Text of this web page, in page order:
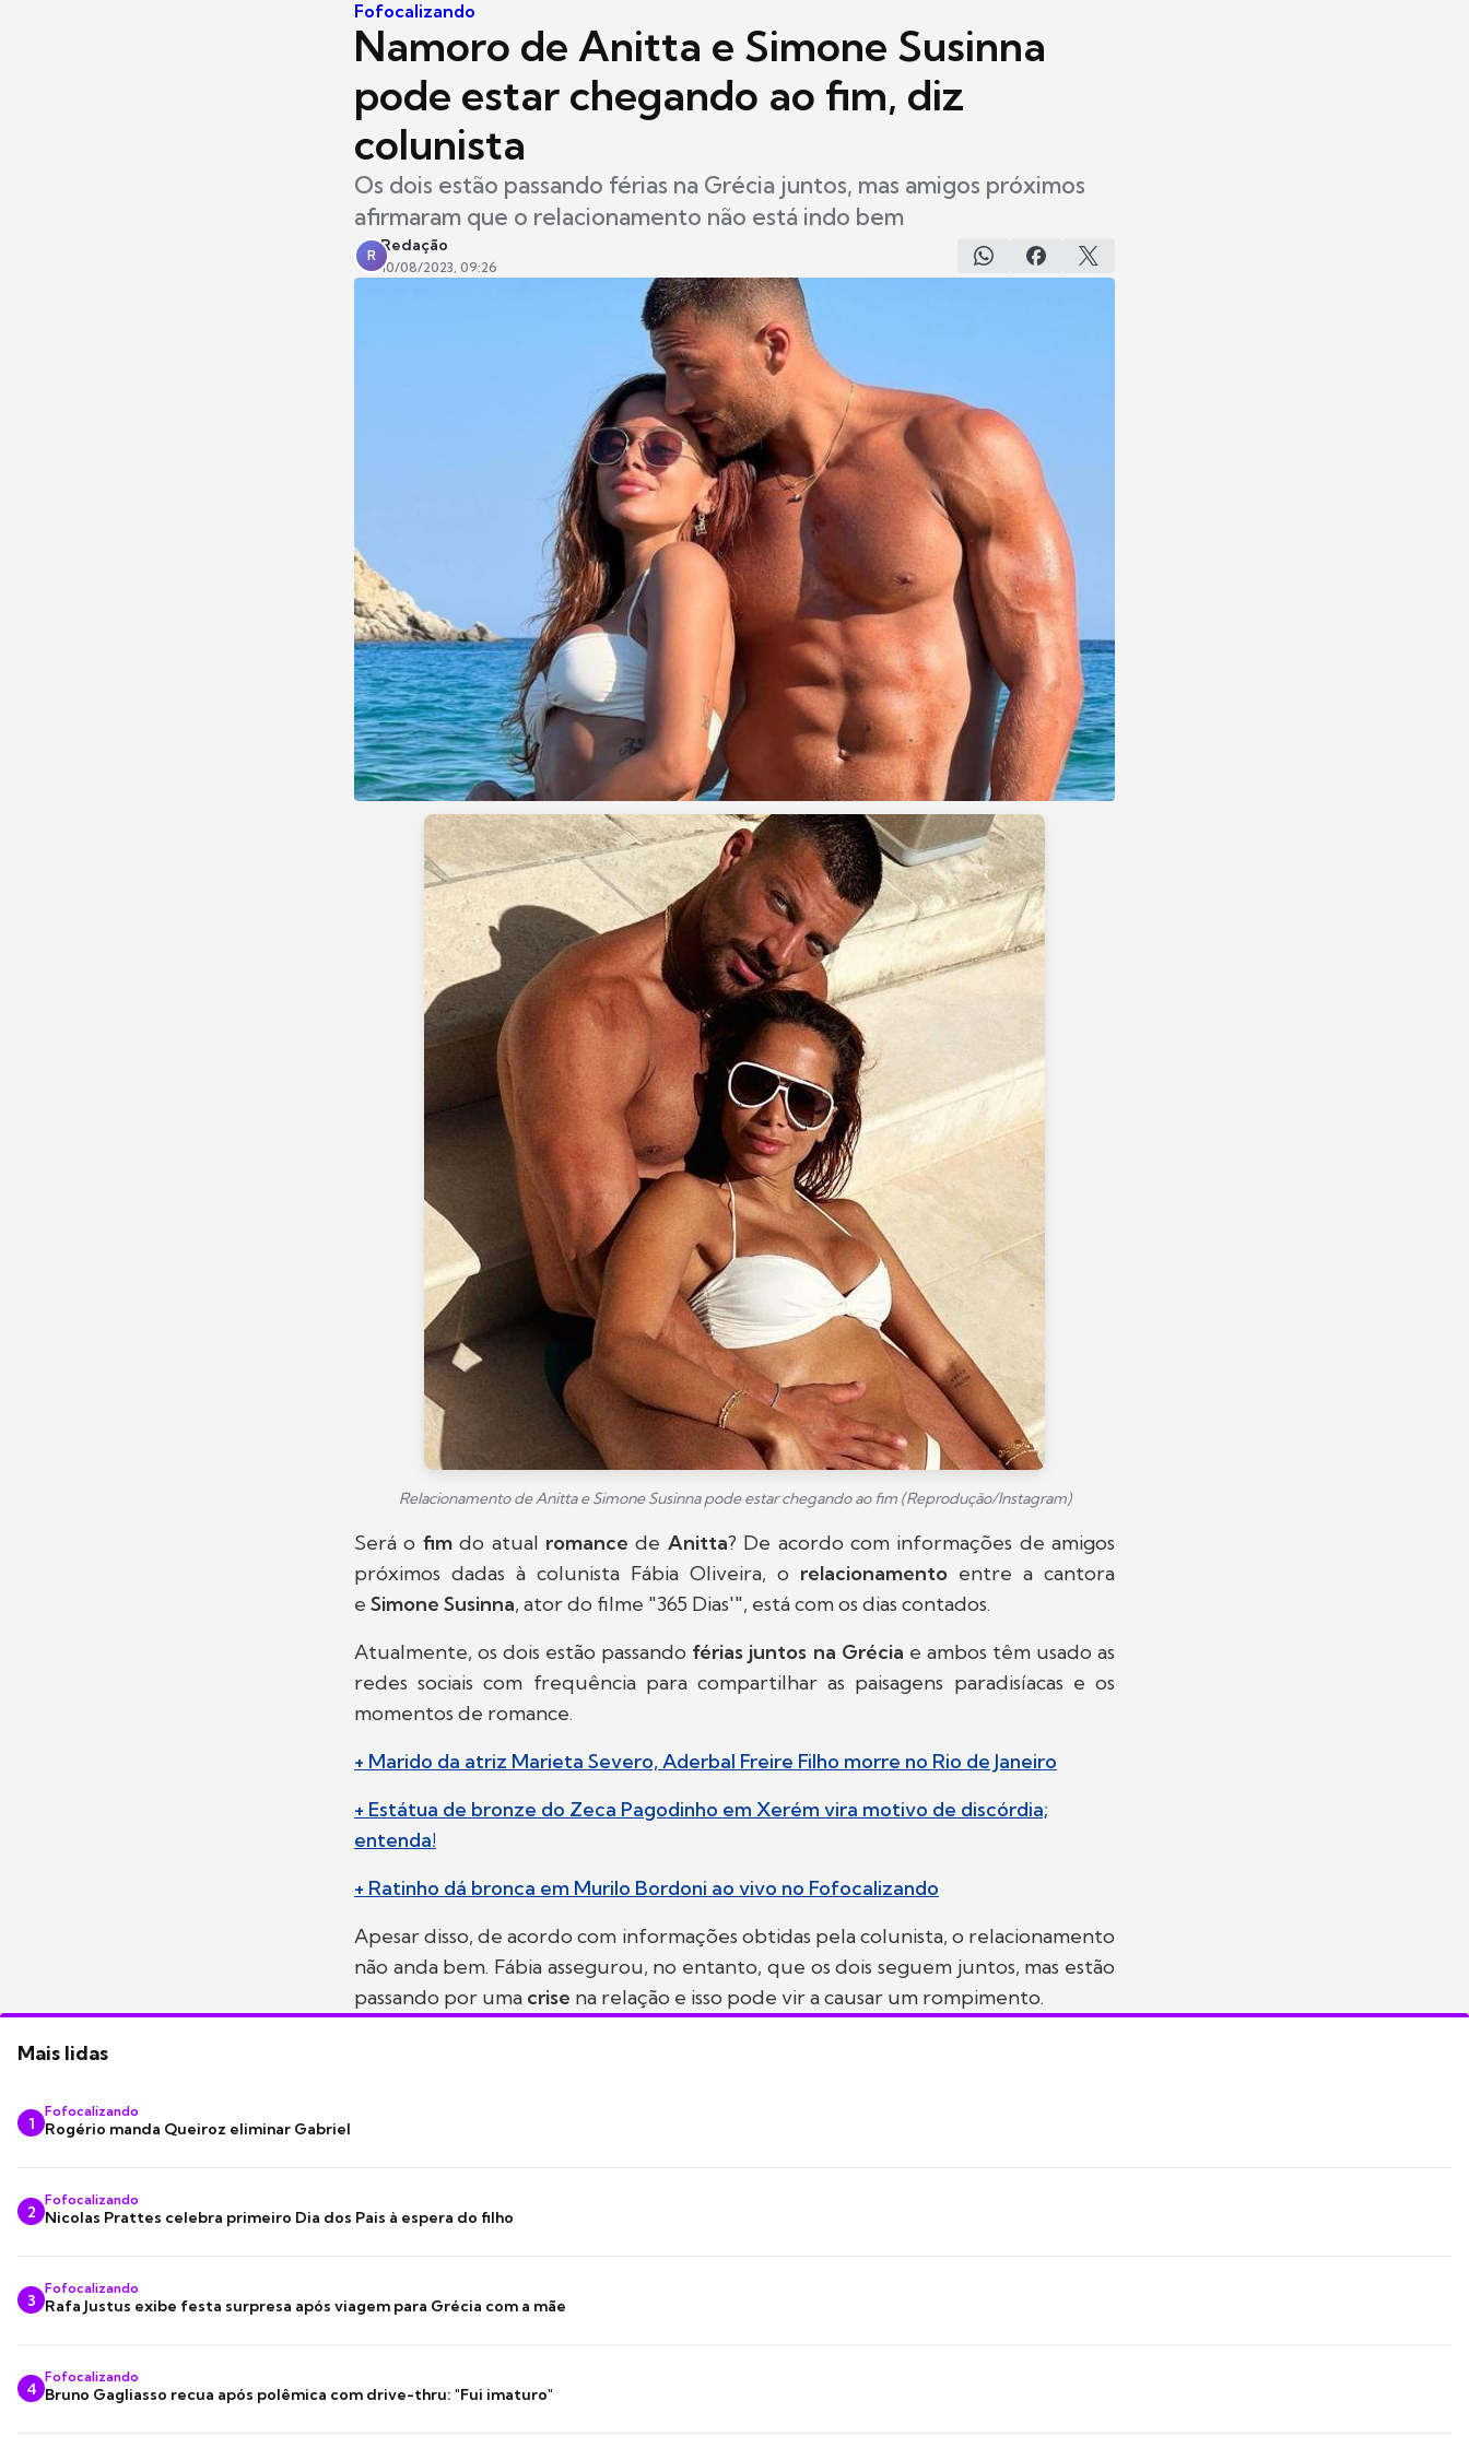
Fofocalizando
Namoro de Anitta e Simone Susinna
pode estar chegando ao fim, diz
colunista
Os dois estão passando férias na Grécia juntos, mas amigos próximos
afirmaram que o relacionamento não está indo bem
R
Redação
10/08/2023, 09:26
Relacionamento de Anitta e Simone Susinna pode estar chegando ao fim (Reprodução/Instagram)
Será o fimdo atual romancede Anitta? De acordo com informações de amigos
próximos dadas à colunista Fábia Oliveira, o relacionamento entre a cantora
e Simone Susinna, ator do filme "365 Dias'", está com os dias contados.
Atualmente, os dois estão passando férias juntos na Grécia e ambos têm usado as
redes sociais com frequência para compartilhar as paisagens paradisíacas e os
momentos de romance.
+ Marido da atriz Marieta Severo, Aderbal Freire Filho morre no Rio de Janeiro
+ Estátua de bronze do Zeca Pagodinho em Xerém vira motivo de discórdia;
entenda!
+ Ratinho dá bronca em Murilo Bordoni ao vivo no Fofocalizando
Apesar disso, de acordo com informações obtidas pela colunista, o relacionamento
não anda bem. Fábia assegurou, no entanto, que os dois seguem juntos, mas estão
passando por uma crise na relação e isso pode vir a causar um rompimento.
Mais lidas
1
Fofocalizando
Rogério manda Queiroz eliminar Gabriel
2
Fofocalizando
Nicolas Prattes celebra primeiro Dia dos Pais à espera do filho
3
Fofocalizando
Rafa Justus exibe festa surpresa após viagem para Grécia com a mãe
4
Fofocalizando
Bruno Gagliasso recua após polêmica com drive-thru: "Fui imaturo"